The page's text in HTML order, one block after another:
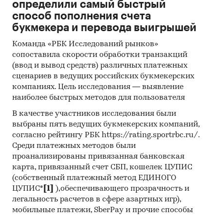
ZHONGSHAN ADEN ENVIRONMENTAL
TECHNOLOGY CO., LTD, FITA TEKNIK
IKLIMLENDIRME INS SAN VE TIC A.S.,
IMPORT & EXPORT CO., LTD, NINGBO B & N
IMPORT & EXPORT, EUROCLIMA MIDDLE EAST
CENTRAL AIR CONDITIONING EQUIPMENT
MANUFACTURING LLC, TAIZHOU DEPULAITAI
IMPORT & EXPORT CO., LTD, ACS KLIMA ISITMA
TRAKO TEAM KOPANSKI RAFAL, FANTINI COSMI
S.P.A., UST КАLIТЕ МUHENDISLIK EKIPМANLARI
INS SAN VE TIC LTD STI, ALBUM BELLIS SP. Z.O.O.
Выдержки из исследования:
- На российском рынке приточно-вытяжных
установок сформировалась
импортоориентированная модель, более 60%
рынка составляет продукция зарубежных
определили самый быстрый
способ пополнения счета
букмекера и перевода выигрышей
Команда «РБК Исследований рынков»
сопоставила скорости обработки транзакций
(ввод и вывод средств) различных платежных
сценариев в ведущих российских букмекерских
компаниях. Цель исследования — выявление
наиболее быстрых методов для пользователя
В качестве участников исследования были
выбраны пять ведущих букмекерских компаний,
согласно рейтингу РБК https://rating.sportrbc.ru/.
Среди платежных методов были
проанализированы привязанная банковская
карта, привязанный счет СБП, кошелек ЦУПИС
(собственный платежный метод ЕДИНОГО
ЦУПИС* [1]
),обеспечивающего прозрачность и
легальность расчетов в сфере азартных игр),
мобильные платежи, SberPay и прочие способы